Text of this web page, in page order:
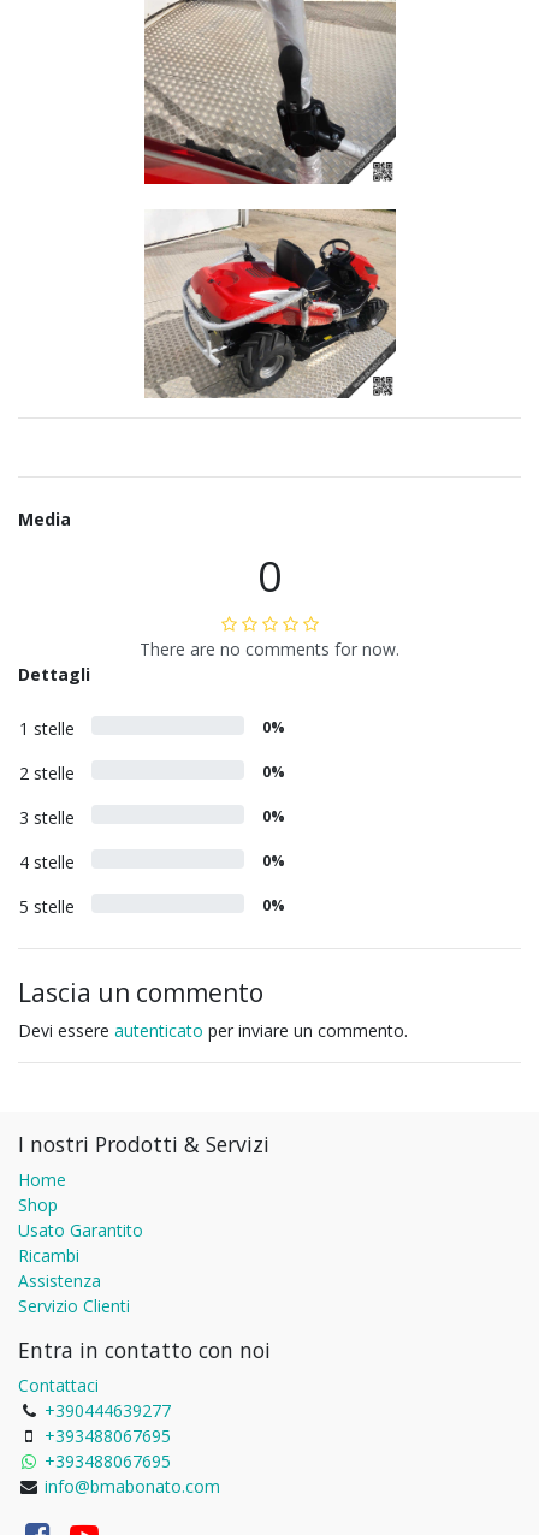
Media
0
There are no comments for now.
Dettagli
1 stelle 0%
2 stelle 0%
3 stelle 0%
4 stelle 0%
5 stelle 0%
Lascia un commento
Devi essere autenticato per inviare un commento.
I nostri Prodotti & Servizi
Home
Shop
Usato Garantito
Ricambi
Assistenza
Servizio Clienti
Entra in contatto con noi
Contattaci
+390444639277
+393488067695
+393488067695
info@bmabonato.com